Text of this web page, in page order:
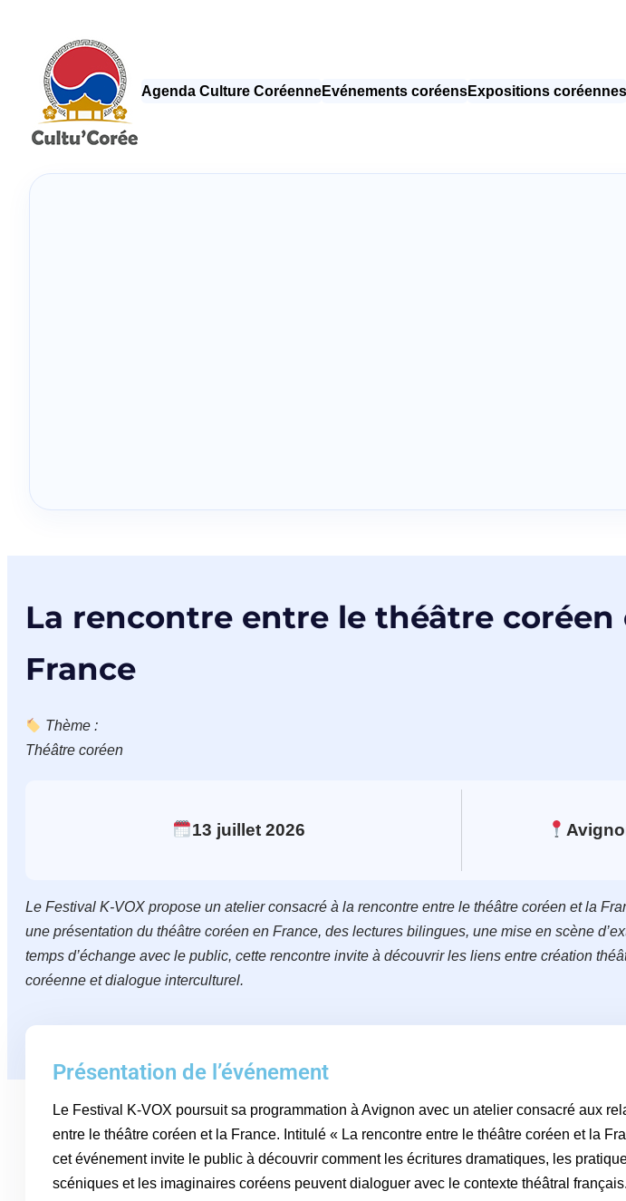
Agenda Culture CoréenneEvénements coréensExpositions coréennes
La rencontre entre le théâtre coréen
France
Thème :
Théâtre coréen
13 juillet 2026
Le Festival K-VOX propose un atelier consacré à la rencontre entre le théâtre coréen et la
une présentation du théâtre coréen en France, des lectures bilingues, une mise en scène
temps d’échange avec le public, cette rencontre invite à découvrir les liens entre création
coréenne et dialogue interculturel.
Présentation de l’événement
Le Festival K-VOX poursuit sa programmation à Avignon avec un atelier consacré aux
entre le théâtre coréen et la France. Intitulé « La rencontre entre le théâtre coréen et la
cet événement invite le public à découvrir comment les écritures dramatiques, les
scéniques et les imaginaires coréens peuvent dialoguer avec le contexte théâtral français.